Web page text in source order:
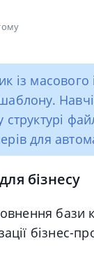
із масового
структурі
для
бізнесу
бази
бізнес-